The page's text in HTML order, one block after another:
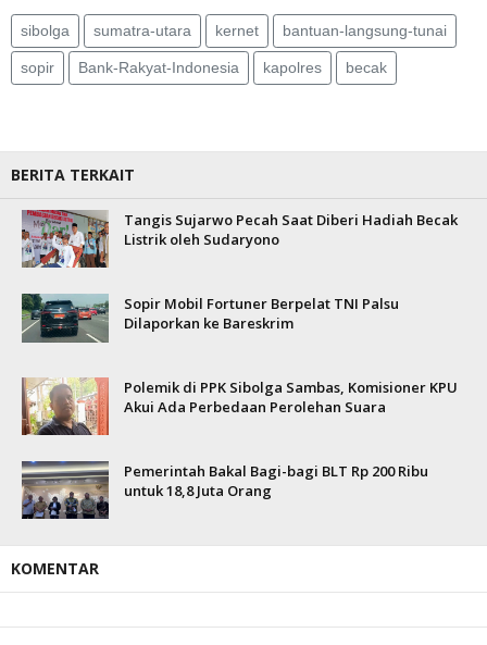
sibolga sumatra-utara kernet bantuan-langsung-tunai
sopir Bank-Rakyat-Indonesia kapolres becak
BERITA TERKAIT
Tangis Sujarwo Pecah Saat Diberi Hadiah Becak
Listrik oleh Sudaryono
Sopir Mobil Fortuner Berpelat TNI Palsu
Dilaporkan ke Bareskrim
Polemik di PPK Sibolga Sambas, Komisioner KPU
Akui Ada Perbedaan Perolehan Suara
Pemerintah Bakal Bagi-bagi BLT Rp 200 Ribu
untuk 18,8 Juta Orang
KOMENTAR